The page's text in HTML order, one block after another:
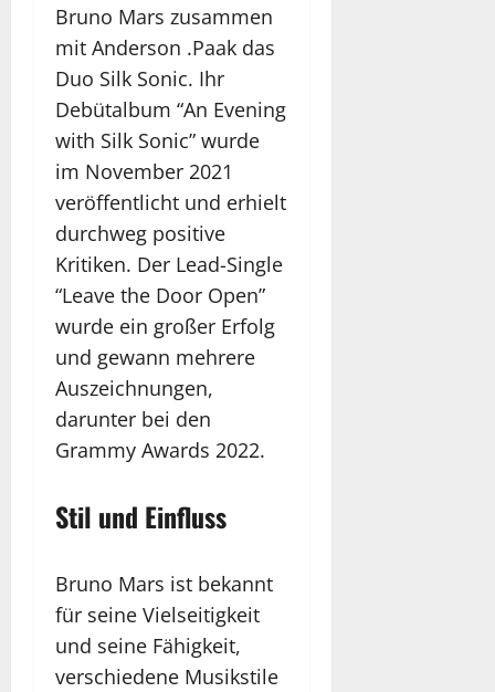
Bruno Mars zusammen
mit Anderson .Paak das
Duo Silk Sonic. Ihr
Debütalbum “An Evening
with Silk Sonic” wurde
im November 2021
veröffentlicht und erhielt
durchweg positive
Kritiken. Der Lead-Single
“Leave the Door Open”
wurde ein großer Erfolg
und gewann mehrere
Auszeichnungen,
darunter bei den
Grammy Awards 2022.
Stil und Einfluss
Bruno Mars ist bekannt
für seine Vielseitigkeit
und seine Fähigkeit,
verschiedene Musikstile